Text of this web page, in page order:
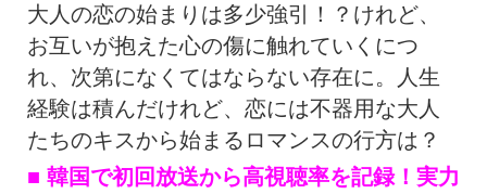
大人の恋の始まりは多少強引！？けれど、
お互いが抱えた心の傷に触れていくにつ
れ、次第になくてはならない存在に。人生
経験は積んだけれど、恋には不器用な大人
たちのキスから始まるロマンスの行方は？
■ 韓国で初回放送から高視聴率を記録！実力